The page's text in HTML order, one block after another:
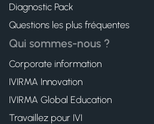
Diagnostic Pack
Questions les plus fréquentes
Qui sommes-nous ?
Corporate information
IVIRMA Innovation
IVIRMA Global Education
Travaillez pour IVI